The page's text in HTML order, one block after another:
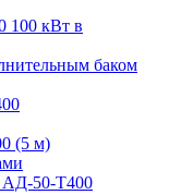
100 кВт в
баком
(5 м)
50-Т400